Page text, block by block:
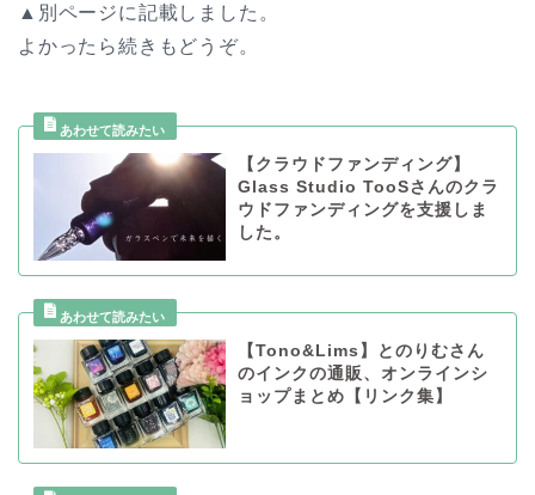
▲別ページに記載しました。
よかったら続きもどうぞ。
【クラウドファンディング】
Glass Studio TooSさんのクラ
ウドファンディングを支援しま
した。
【Tono&Lims】とのりむさん
のインクの通販、オンラインシ
ョップまとめ【リンク集】